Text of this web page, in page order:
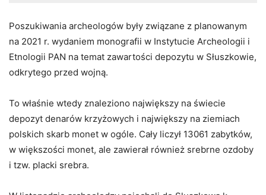
Poszukiwania archeologów były związane z planowanym
na 2021 r. wydaniem monografii w Instytucie Archeologii i
Etnologii PAN na temat zawartości depozytu w Słuszkowie,
odkrytego przed wojną.
To właśnie wtedy znaleziono największy na świecie
depozyt denarów krzyżowych i największy na ziemiach
polskich skarb monet w ogóle. Cały liczył 13061 zabytków,
w większości monet, ale zawierał również srebrne ozdoby
i tzw. placki srebra.